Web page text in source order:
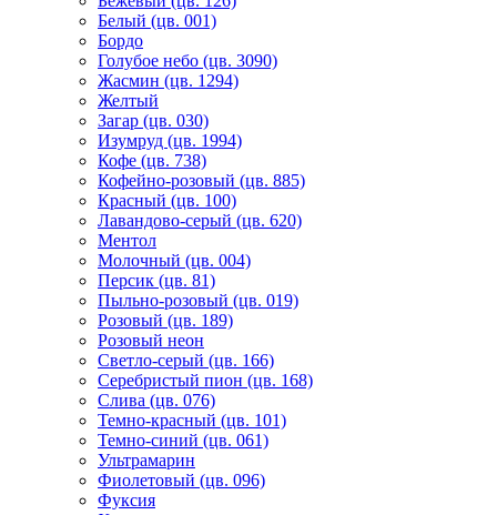
Белый (цв. 001)
Бордо
Голубое небо (цв. 3090)
Жасмин (цв. 1294)
Желтый
Загар (цв. 030)
Изумруд (цв. 1994)
Кофе (цв. 738)
Кофейно-розовый (цв. 885)
Красный (цв. 100)
Лавандово-серый (цв. 620)
Ментол
Молочный (цв. 004)
Персик (цв. 81)
Пыльно-розовый (цв. 019)
Розовый (цв. 189)
Розовый неон
Светло-серый (цв. 166)
Серебристый пион (цв. 168)
Слива (цв. 076)
Темно-красный (цв. 101)
Темно-синий (цв. 061)
Ультрамарин
Фиолетовый (цв. 096)
Фуксия